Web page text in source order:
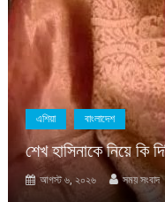
এশিয়া বাংলাদেশ
শেখ হাসিনাকে নিয়ে কি
আগস্ট ৬, ২০২৬ সময় সংবাদ